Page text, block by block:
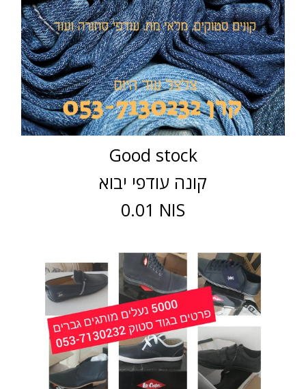
Good stock
קונה עודפי יבוא
0.01 NIS